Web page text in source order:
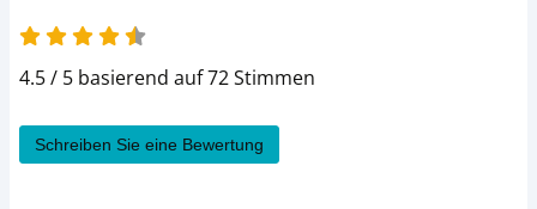
4.5 / 5 basierend auf 72 Stimmen
Schreiben Sie eine Bewertung